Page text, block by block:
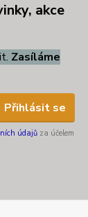
akce
Zasíláme
Přihlásit se
údajů za účelem